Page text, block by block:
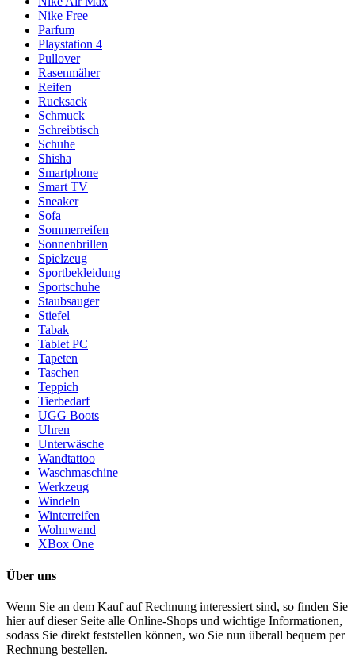
Nike Free
Parfum
Playstation 4
Pullover
Rasenmäher
Reifen
Rucksack
Schmuck
Schreibtisch
Schuhe
Shisha
Smartphone
Smart TV
Sneaker
Sofa
Sommerreifen
Sonnenbrillen
Spielzeug
Sportbekleidung
Sportschuhe
Staubsauger
Stiefel
Tabak
Tablet PC
Tapeten
Taschen
Teppich
Tierbedarf
UGG Boots
Uhren
Unterwäsche
Wandtattoo
Waschmaschine
Werkzeug
Windeln
Winterreifen
Wohnwand
XBox One
Über uns
Wenn Sie an dem Kauf auf Rechnung interessiert sind, so finden Sie
hier auf dieser Seite alle Online-Shops und wichtige Informationen,
sodass Sie direkt feststellen können, wo Sie nun überall bequem per
Rechnung bestellen.